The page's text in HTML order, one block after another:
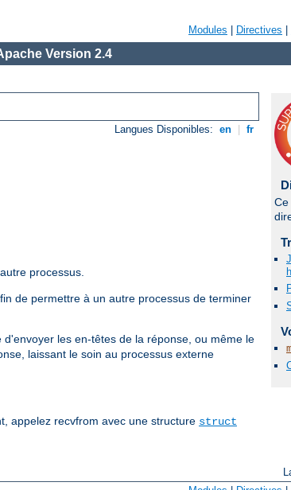
Modules Directives
Version 2.4
Langues Disponibles: en fr
processus.
de permettre à un autre processus de terminer
les en-têtes de la réponse, ou même le
laissant le soin au processus externe
appelez recvfrom avec une structure struct
Ce